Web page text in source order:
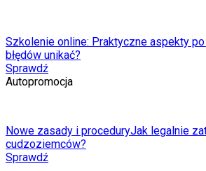
Szkolenie online: Praktyczne aspekty
błędów unikać?
Sprawdź
Autopromocja
Nowe zasady i proceduryJak legalnie
cudzoziemców?
Sprawdź